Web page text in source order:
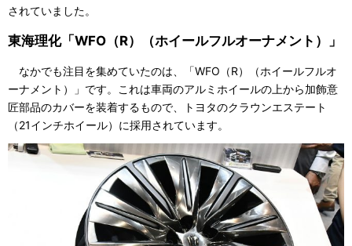
されていました。
東海理化「WFO（R）（ホイールフルオーナメント）」
なかでも注目を集めていたのは、「WFO（R）（ホイールフルオ
ーナメント）」です。これは車両のアルミホイールの上から加飾意
匠部品のカバーを装着するもので、トヨタのクラウンエステート
（21インチホイール）に採用されています。